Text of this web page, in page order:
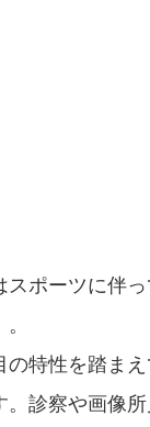
スポーツに伴
の特性を踏ま
診察や画像